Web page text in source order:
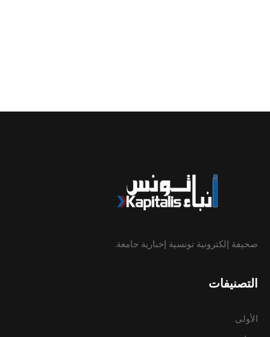
صحيفة إلكترونية تونسية إخبارية جامعة.
التصنيفات
الأولى